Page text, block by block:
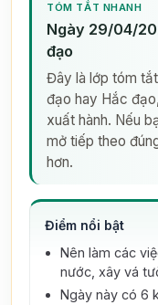
TÓM TẮT NHANH
Ngày 29/04/
đạo
Đây là lớp tóm
đạo hay Hắc
xuất hành. Nếu
mở tiếp theo
hơn.
Điểm nổi bật
Nên làm các
nước, xây vá
Ngày này có 6